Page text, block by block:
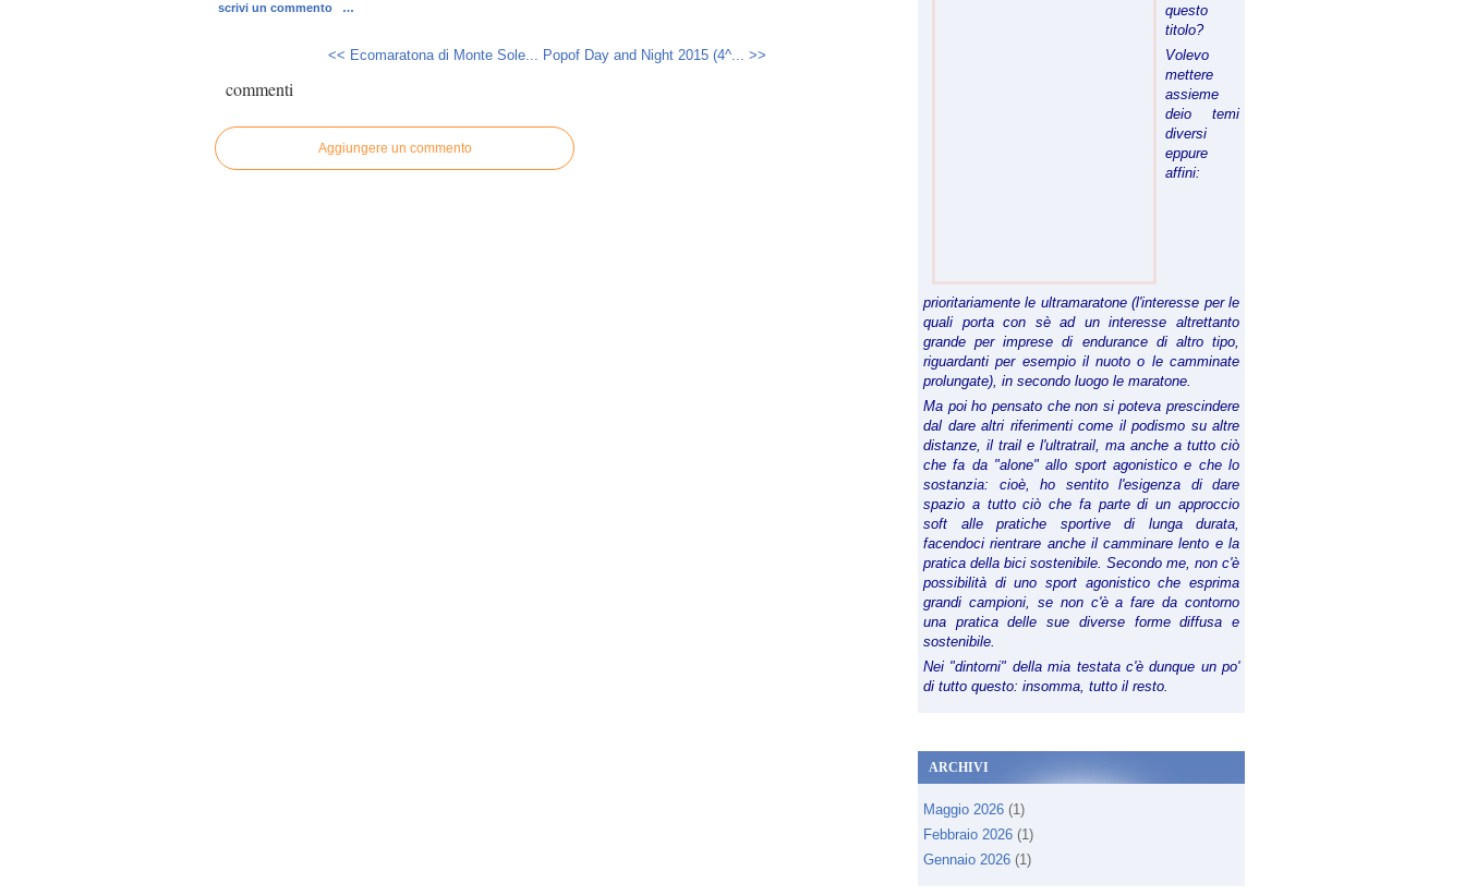
scrivi un commento
…
<< Ecomaratona di Monte Sole... Popof Day and Night 2015 (4^... >>
commenti
Aggiungere un commento
questo
titolo?
Volevo
mettere
assieme
deio temi
diversi
eppure
affini:
prioritariamente le ultramaratone (l'interesse per le
quali porta con sè ad un interesse altrettanto
grande per imprese di endurance di altro tipo,
riguardanti per esempio il nuoto o le camminate
prolungate), in secondo luogo le maratone.
Ma poi ho pensato che non si poteva prescindere
dal dare altri riferimenti come il podismo su altre
distanze, il trail e l'ultratrail, ma anche a tutto ciò
che fa da "alone" allo sport agonistico e che lo
sostanzia: cioè, ho sentito l'esigenza di dare
spazio a tutto ciò che fa parte di un approccio
soft alle pratiche sportive di lunga durata,
facendoci rientrare anche il camminare lento e la
pratica della bici sostenibile. Secondo me, non c'è
possibilità di uno sport agonistico che esprima
grandi campioni, se non c'è a fare da contorno
una pratica delle sue diverse forme diffusa e
sostenibile.
Nei "dintorni" della mia testata c'è dunque un po'
di tutto questo: insomma, tutto il resto.
ARCHIVI
Maggio 2026 (1)
Febbraio 2026 (1)
Gennaio 2026 (1)